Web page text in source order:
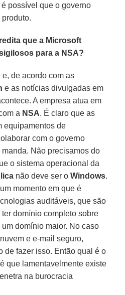
possível que o governo
que a Microsoft
para a NSA?
e, de acordo com as
e as notícias divulgadas em
A empresa atua em
a NSA. É claro que as
equipamentos de
com o governo
Não precisamos do
o sistema operacional da
não deve ser oWindows.
momento em que é
auditáveis, que são
domínio completo sobre
domínio maior. No caso
e e-mail seguro,
de fazer isso. Então qual é o
que lamentavelmente existe
na burocracia